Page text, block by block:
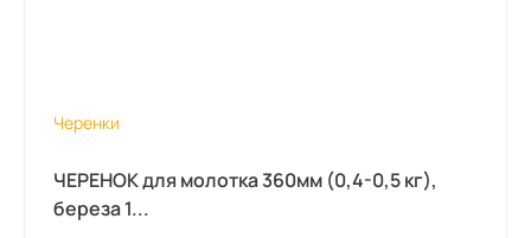
Черенки
ЧЕРЕНОК для молотка 360мм (0,4-0,5 кг),
береза 1...